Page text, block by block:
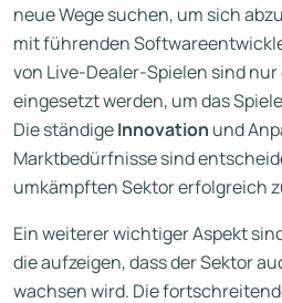
neue Wege suchen, um sich
mit führenden
von Live-Dealer-Spielen sind
eingesetzt werden, um das
Die ständigeInnovation und
Marktbedürfnisse sind
umkämpften Sektor erfolgreich
Ein weiterer wichtiger Aspekt
die aufzeigen, dass der Sektor
wachsen wird. Die